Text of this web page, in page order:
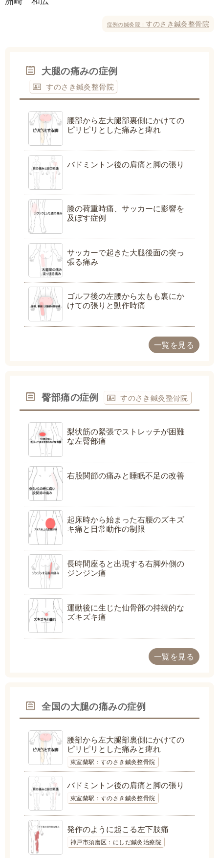
症例の鍼灸院：すのさき鍼灸整骨院
大腿の痛みの症例
すのさき鍼灸整骨院
腰部から左大腿部裏側にかけての
ピリピリとした痛みと痺れ
バドミントン後の肩痛と脚の張り
膝の荷重時痛、サッカーに影響を
及ぼす症例
サッカーで起きた大腿後面の突っ
張る痛み
ゴルフ後の左腰から太もも裏にか
けての張りと動作時痛
一覧を見る
臀部痛の症例 すのさき鍼灸整骨院
梨状筋の緊張でストレッチが困難
な左臀部痛
右股関節の痛みと睡眠不足の改善
起床時から始まった右腰のズキズ
キ痛と日常動作の制限
長時間座ると出現する右脚外側の
ジンジン痛
運動後に生じた仙骨部の持続的な
ズキズキ痛
一覧を見る
全国の大腿の痛みの症例
腰部から左大腿部裏側にかけての
ピリピリとした痛みと痺れ
東室蘭駅：すのさき鍼灸整骨院
バドミントン後の肩痛と脚の張り
東室蘭駅：すのさき鍼灸整骨院
発作のように起こる左下肢痛
神戸市須磨区：にしだ鍼灸治療院